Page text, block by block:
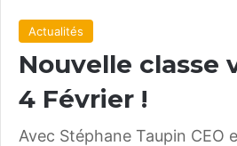
Actualités
Nouvelle classe
4 Février !
Avec Stéphane Taupin